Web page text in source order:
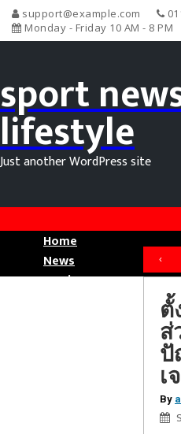
support@example.com
Monday - Friday 10 AM - 8 PM
sport
lifestyle
Just another WordPress site
Home
News
Movie News
‹
ตั้
ส่
ปั
เ
By